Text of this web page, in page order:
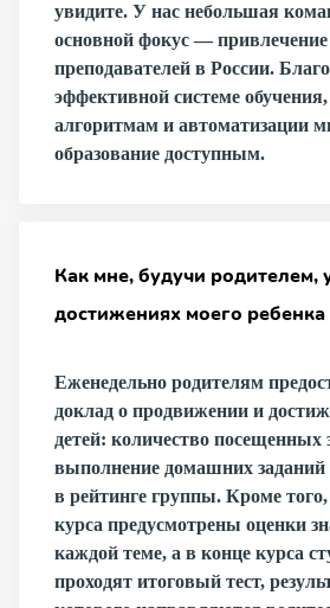
увидите. У нас небольшая
основной фокус —
преподавателей в России.
эффективной системе обучения,
алгоритмам и автоматизации
образование доступным.
Как мне, будучи родителем,
достижениях моего ребенка
Еженедельно родителям
доклад о продвижении и
детей: количество посещенных
выполнение домашних заданий
в рейтинге группы. Кроме
курса предусмотрены оценки
каждой теме, а в конце курса
проходят итоговый тест,